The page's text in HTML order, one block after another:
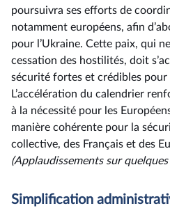
poursuivra ses efforts de
notamment européens, afin
pour l’Ukraine. Cette paix, qui
cessation des hostilités, doit
sécurité fortes et crédibles pour
L’accélération du calendrier
à la nécessité pour les
manière cohérente pour la
collective, des Français et des
(Applaudissements sur
Simplification